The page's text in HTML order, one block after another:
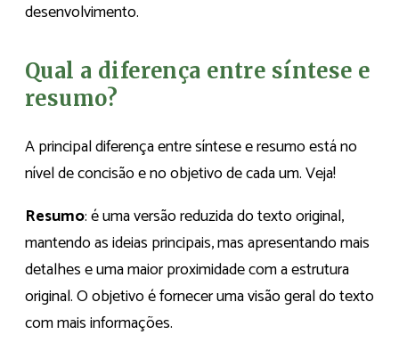
desenvolvimento.
Qual a diferença entre síntese e
resumo?
A principal diferença entre síntese e resumo está no
nível de concisão e no objetivo de cada um. Veja!
Resumo: é uma versão reduzida do texto original,
mantendo as ideias principais, mas apresentando mais
detalhes e uma maior proximidade com a estrutura
original. O objetivo é fornecer uma visão geral do texto
com mais informações.